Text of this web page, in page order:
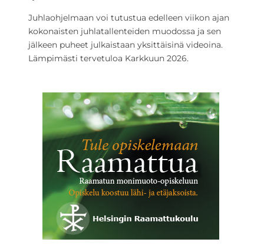
Juhlaohjelmaan voi tutustua edelleen viikon ajan
kokonaisten juhlatallenteiden muodossa ja sen
jälkeen puheet julkaistaan yksittäisinä videoina.
Lämpimästi tervetuloa Karkkuun 2026.